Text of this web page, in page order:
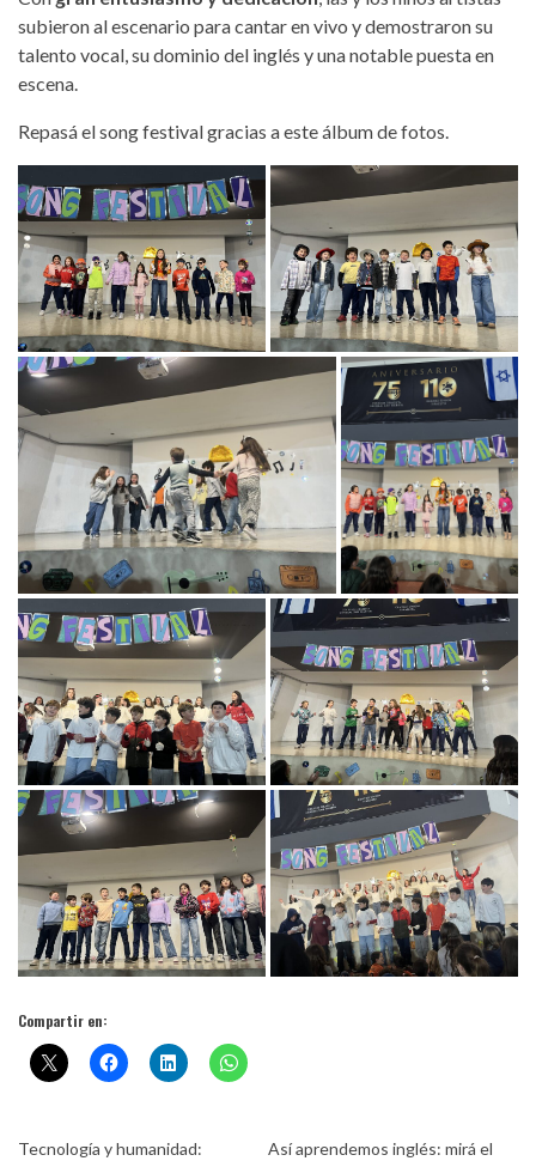
subieron al escenario para cantar en vivo y demostraron su
talento vocal, su dominio del inglés y una notable puesta en
escena.
Repasá el song festival gracias a este álbum de fotos.
Compartir en:
Tecnología y humanidad:
Así aprendemos inglés: mirá el